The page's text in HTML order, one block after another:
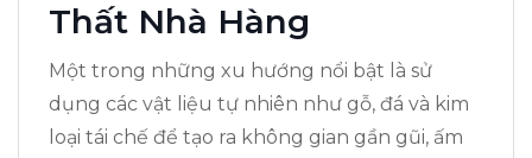
Thất Nhà Hàng
Một trong những xu hướng nổi bật là sử
dụng các vật liệu tự nhiên như gỗ, đá và kim
loại tái chế để tạo ra không gian gần gũi, ấm